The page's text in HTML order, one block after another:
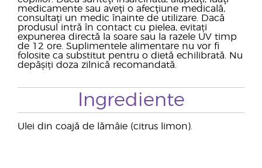
medicamente sau aveţi o afecţiune medicală,
consultaţi un medic înainte de utilizare. Dacă
produsul intră în contact cu pielea, evitați
expunerea directă la soare sau la razele UV timp
de 12 ore. Suplimentele alimentare nu vor fi
folosite ca substitut pentru o dietă echilibrată. Nu
depășiți doza zilnică recomandată.
Ingrediente
Ulei din coajă de lămâie (citrus limon).